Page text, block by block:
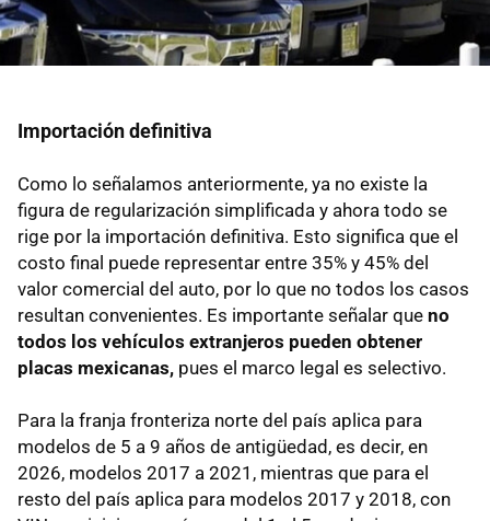
Importación definitiva
Como lo señalamos anteriormente, ya no existe la
figura de regularización simplificada y ahora todo se
rige por la importación definitiva. Esto significa que el
costo final puede representar entre 35% y 45% del
valor comercial del auto, por lo que no todos los casos
resultan convenientes. Es importante señalar que no
todos los vehículos extranjeros pueden obtener
placas mexicanas, pues el marco legal es selectivo.
Para la franja fronteriza norte del país aplica para
modelos de 5 a 9 años de antigüedad, es decir, en
2026, modelos 2017 a 2021, mientras que para el
resto del país aplica para modelos 2017 y 2018, con